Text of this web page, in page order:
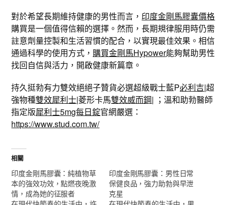
對於希望長期維持健康的男性而言， 印度金剛馬膠囊價格
購買是一個值得信賴的選擇。然而，長期規律服用時仍需
註意劑量控製和生活習慣的配合，以實現最佳效果。相信
通過科學的使用方式， 購買金剛馬Hypower能夠幫助男性
找回自信與活力，開啟健康新篇章。
持久挺勃有力雙效絕絕子贊貨必選超級戰士藍P必利吉|超
強物種雙效犀利士|菱形卡馬雙效威而鋼| ；溫和助勃醫師
指定版犀利士5mg每日錠官網嚴選：
https://www.stud.com.tw/
相關
印度金剛馬膠囊：純植物草
本的強效功效，點燃夜晚激
情，成為她的征服者
印度金剛馬膠囊：男性日常
保健良品，強力助勃與早泄
克星